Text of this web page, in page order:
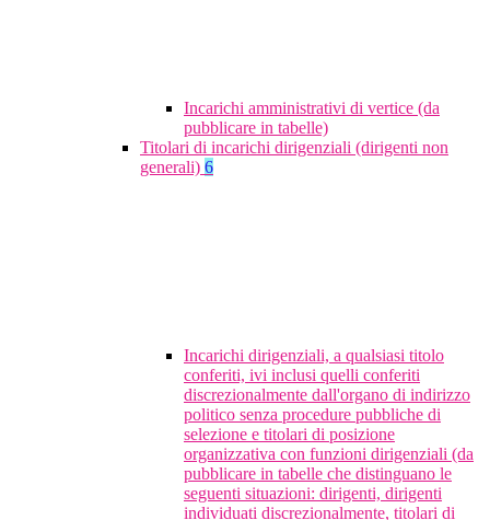
Incarichi amministrativi di vertice (da
pubblicare in tabelle)
Titolari di incarichi dirigenziali (dirigenti non
generali) 6
Incarichi dirigenziali, a qualsiasi titolo
conferiti, ivi inclusi quelli conferiti
discrezionalmente dall'organo di indirizzo
politico senza procedure pubbliche di
selezione e titolari di posizione
organizzativa con funzioni dirigenziali (da
pubblicare in tabelle che distinguano le
seguenti situazioni: dirigenti, dirigenti
individuati discrezionalmente, titolari di